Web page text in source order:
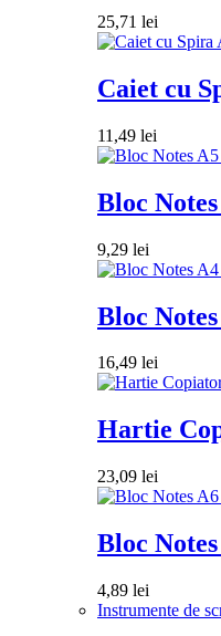
25,71 lei
Caiet cu
11,49 lei
Bloc
9,29 lei
Bloc
16,49 lei
Hartie
23,09 lei
Bloc
4,89 lei
Instrumente de